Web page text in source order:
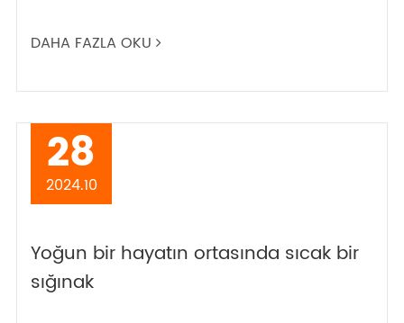
DAHA FAZLA OKU
28
2024.10
Yoğun bir hayatın ortasında sıcak bir
sığınak